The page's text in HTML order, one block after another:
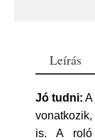
Leírás
Jó tudni: A
is. A roló